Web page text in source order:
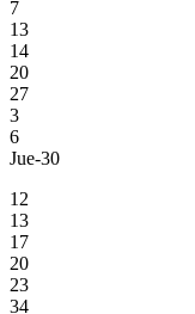
7
13
14
20
27
3
6
Jue-30
12
13
17
20
23
34